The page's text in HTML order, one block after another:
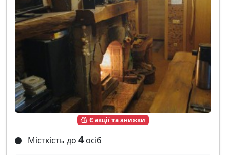
Є акції та знижки
Місткість до 4 осіб